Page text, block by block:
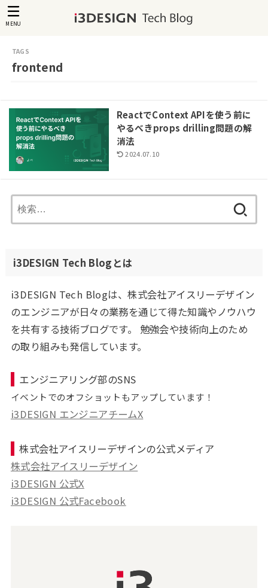
MENU
frontend
ReactでContext APIを使う前に
やるべきprops drilling問題の解
消法
2024.07.10
索:
i3DESIGN Tech Blogとは
i3DESIGN Tech Blogは、株式会社アイスリーデザイン
のエンジニアが日々の業務を通じて得た知識やノウハウ
を共有する技術ブログです。 勉強会や技術向上のため
の取り組みも発信しています。
エンジニアリング部のSNS
イベントでのオフショットもアップしています！
i3DESIGN エンジニアチームX
株式会社アイスリーデザインの公式メディア
株式会社アイスリーデザイン
i3DESIGN 公式X
i3DESIGN 公式Facebook